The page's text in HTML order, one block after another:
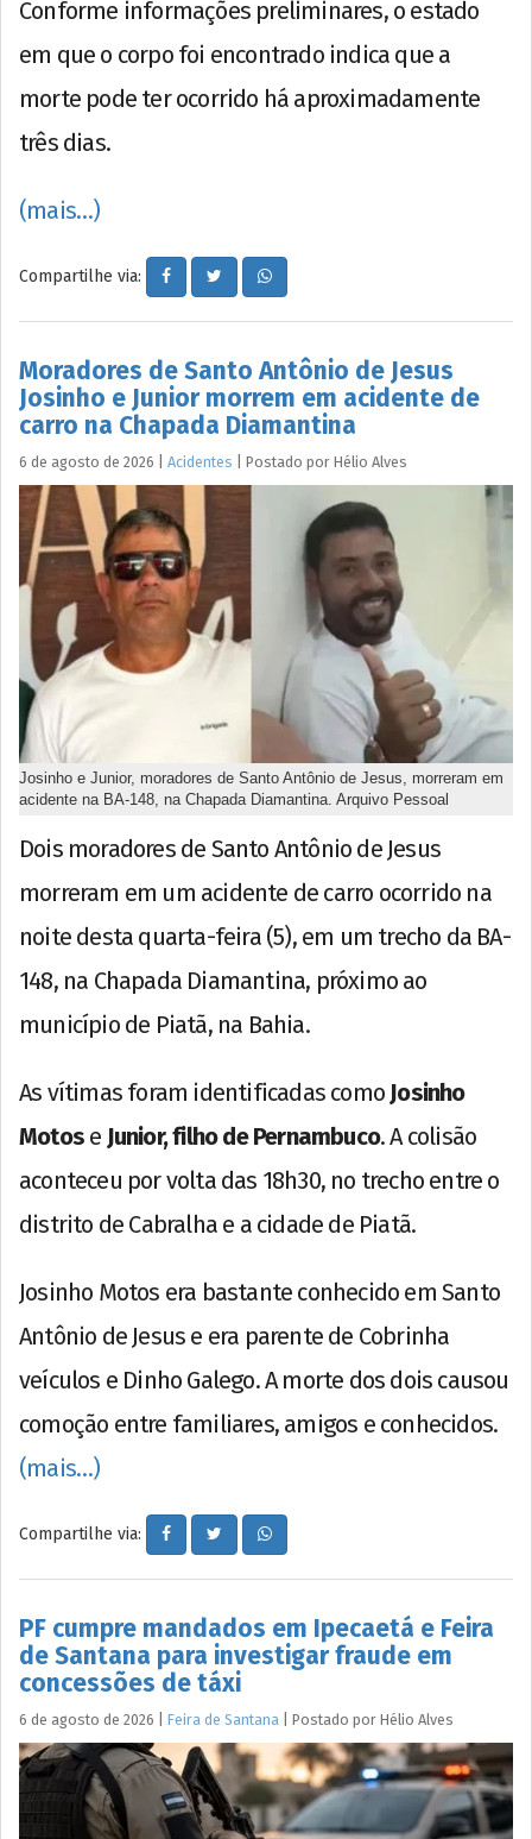
Conforme informações preliminares, o estado
em que o corpo foi encontrado indica que a
morte pode ter ocorrido há aproximadamente
três dias.
(mais…)
Compartilhe via:
Moradores de Santo Antônio de Jesus
Josinho e Junior morrem em acidente de
carro na Chapada Diamantina
6 de agosto de 2026 Acidentes Postado por Hélio Alves
Josinho e Junior, moradores de Santo Antônio de Jesus, morreram em
acidente na BA-148, na Chapada Diamantina. Arquivo Pessoal
Dois moradores de Santo Antônio de Jesus
morreram em um acidente de carro ocorrido na
noite desta quarta-feira (5), em um trecho da BA-
148, na Chapada Diamantina, próximo ao
município de Piatã, na Bahia.
As vítimas foram identificadas como Josinho
Motos e Junior, filho de Pernambuco. A colisão
aconteceu por volta das 18h30, no trecho entre o
distrito de Cabralha e a cidade de Piatã.
Josinho Motos era bastante conhecido em Santo
Antônio de Jesus e era parente de Cobrinha
veículos e Dinho Galego. A morte dos dois causou
comoção entre familiares, amigos e conhecidos.
(mais…)
Compartilhe via:
PF cumpre mandados em Ipecaetá e Feira
de Santana para investigar fraude em
concessões de táxi
6 de agosto de 2026 Feira de Santana Postado por Hélio Alves